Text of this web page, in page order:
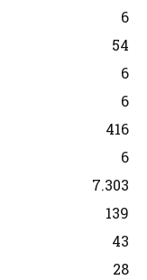
6
54
6
6
416
6
7.303
139
43
28